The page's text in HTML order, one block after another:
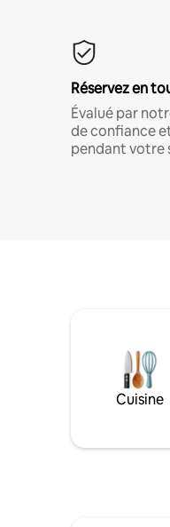
Réservez en
Évalué par
de confiance
pendant votre
Cuisine